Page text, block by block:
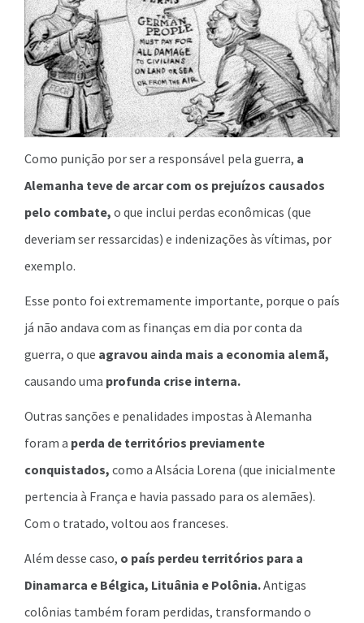
Como punição por ser a responsável pela guerra, a
Alemanha teve de arcar com os prejuízos causados
pelo combate, o que inclui perdas econômicas (que
deveriam ser ressarcidas) e indenizações às vítimas, por
exemplo.
Esse ponto foi extremamente importante, porque o país
já não andava com as finanças em dia por conta da
guerra, o que agravou ainda mais a economia alemã,
causando uma profunda crise interna.
Outras sanções e penalidades impostas à Alemanha
foram a perda de territórios previamente
conquistados, como a Alsácia Lorena (que inicialmente
pertencia à França e havia passado para os alemães).
Com o tratado, voltou aos franceses.
Além desse caso, o país perdeu territórios para a
Dinamarca e Bélgica, Lituânia e Polônia.Antigas
colônias também foram perdidas, transformando o